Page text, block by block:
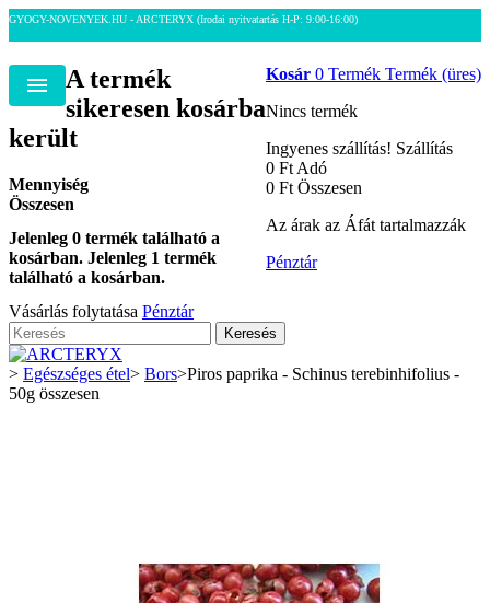
GYOGY-NOVENYEK.HU - ARCTERYX (Irodai nyitvatartás H-P: 9:00-16:00)
Menu
Kosár 0 Termék Termék (üres)
Nincs termék
Ingyenes szállítás! Szállítás
0 Ft‎ Adó
0 Ft‎ Összesen
Az árak az Áfát tartalmazzák
Pénztár
A termék
sikeresen kosárba
került
Mennyiség
Összesen
Jelenleg 0 termék található a
kosárban. Jelenleg 1 termék
található a kosárban.
Vásárlás folytatása Pénztár
Keresés
> Egészséges étel> Bors>Piros paprika - Schinus terebinhifolius -
50g összesen